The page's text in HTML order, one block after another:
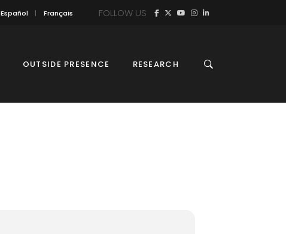
Español Français FOLLOW US
OUTSIDE PRESENCE RESEARCH